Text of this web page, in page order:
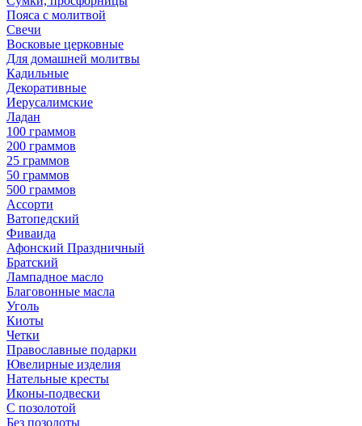
Пояса с молитвой
Свечи
Восковые церковные
Для домашней молитвы
Кадильные
Декоративные
Иерусалимские
Ладан
100 граммов
200 граммов
25 граммов
50 граммов
500 граммов
Ассорти
Ватопедский
Фиваида
Афонский Праздничный
Братский
Лампадное масло
Благовонные масла
Уголь
Киоты
Четки
Православные подарки
Ювелирные изделия
Нательные кресты
Иконы-подвески
С позолотой
Без позолоты